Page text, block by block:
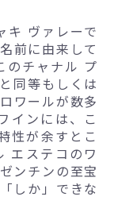
ヴァレーで
前に由来して
のチャナル プ
同等もしくは
ワールが数多
インには、こ
性が余すとこ
エステコのワ
ンチンの至宝
しか」できな